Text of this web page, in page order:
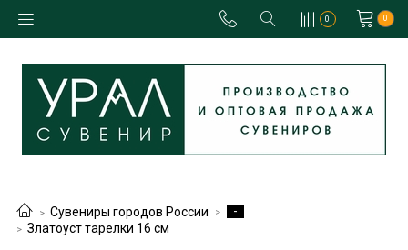
0 0
Сувениры городов России
-
Златоуст тарелки 16 см